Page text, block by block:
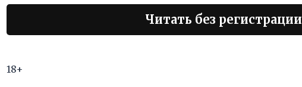
Читать без регистрации
18+